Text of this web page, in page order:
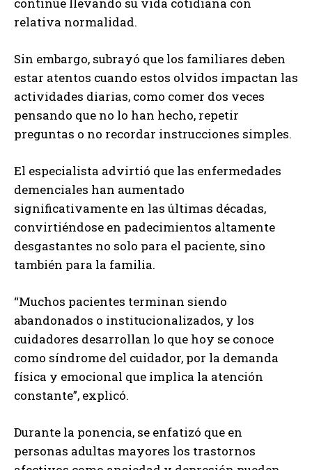
relativa normalidad.
Sin embargo, subrayó que los familiares deben
estar atentos cuando estos olvidos impactan las
actividades diarias, como comer dos veces
pensando que no lo han hecho, repetir
preguntas o no recordar instrucciones simples.
El especialista advirtió que las enfermedades
demenciales han aumentado
significativamente en las últimas décadas,
convirtiéndose en padecimientos altamente
desgastantes no solo para el paciente, sino
también para la familia.
“Muchos pacientes terminan siendo
abandonados o institucionalizados, y los
cuidadores desarrollan lo que hoy se conoce
como síndrome del cuidador, por la demanda
física y emocional que implica la atención
constante”, explicó.
Durante la ponencia, se enfatizó que en
personas adultas mayores los trastornos